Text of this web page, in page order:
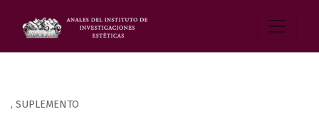
, SUPLEMENTO